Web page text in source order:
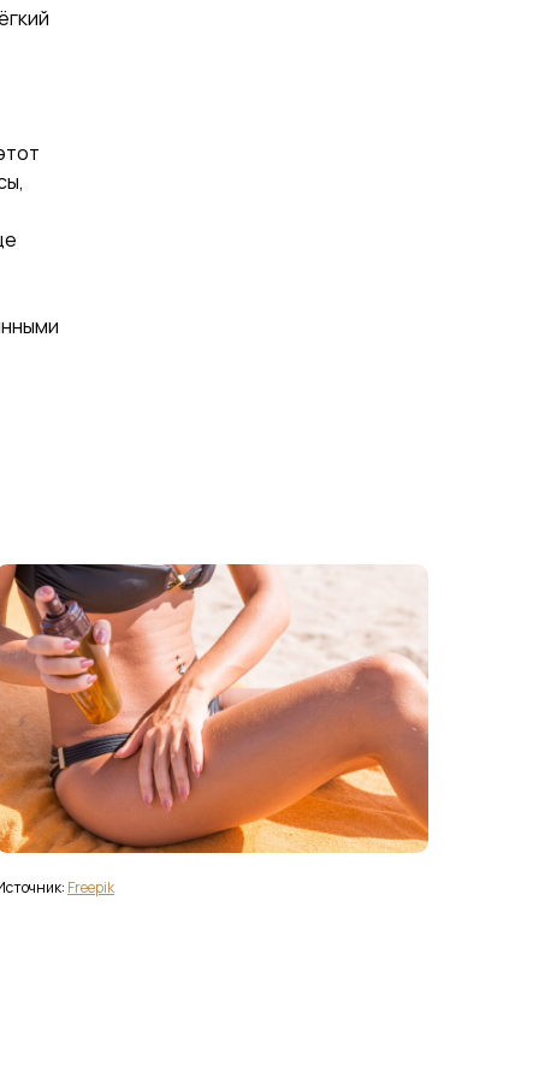
Freepik